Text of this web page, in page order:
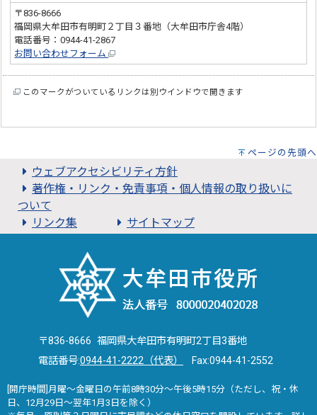
〒836-8666
福岡県大牟田市有明町２丁目３番地（大牟田市庁舎4階）
電話番号：0944-41-2867
お問い合わせフォーム
このマークがついているリンクは別ウインドウで開きます
ページの先頭へ
ウェブアクセシビリティ方針
著作権・リンク・免責事項・個人情報の取り扱いに
ついて
リンク集
サイトマップ
〒836-8666 福岡県大牟田市有明町2丁目3番地
電話番号:0944-41-2222（代表） Fax:0944-41-2552
[開庁時間]月曜～金曜日の午前8時30分～午後5時15分（ただし、祝・休
日、12月29日～翌年1月3日を除く）